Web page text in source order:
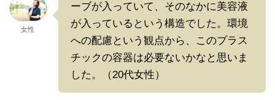
女性
ーブが入っていて、そのなかに美容液
が入っているという構造でした。環境
への配慮という観点から、このプラス
チックの容器は必要ないかなと思いま
した。（20代女性）